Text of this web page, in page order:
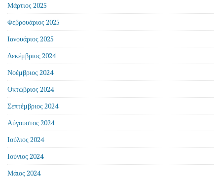
Μάρτιος 2025
Φεβρουάριος 2025
Ιανουάριος 2025
Δεκέμβριος 2024
Νοέμβριος 2024
Οκτώβριος 2024
Σεπτέμβριος 2024
Αύγουστος 2024
Ιούλιος 2024
Ιούνιος 2024
Μάιος 2024